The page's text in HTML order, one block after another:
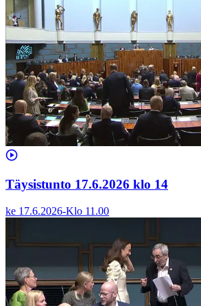
Täysistunto 17.6.2026 klo 14
ke 17.6.2026-Klo 11.00